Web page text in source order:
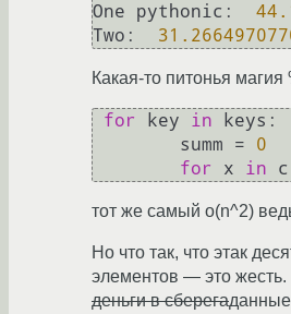
One pythonic:
Two:
Какая-то питонья
for key in keys:
        summ =
0
for
x in
тот же самый o(n^2)
Но что так, что этак
элементов — это
деньги в сберега